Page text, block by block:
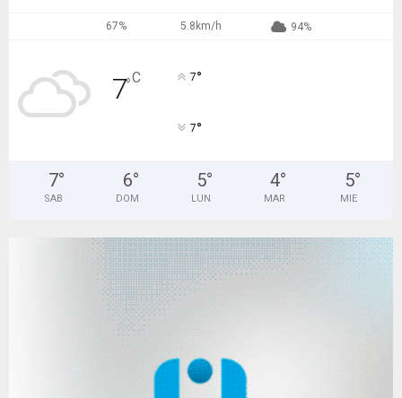
67% 5.8km/h 94%
7°C 7°
7°
7°
SAB
6°
DOM
5°
LUN
4°
MAR
5°
MIE